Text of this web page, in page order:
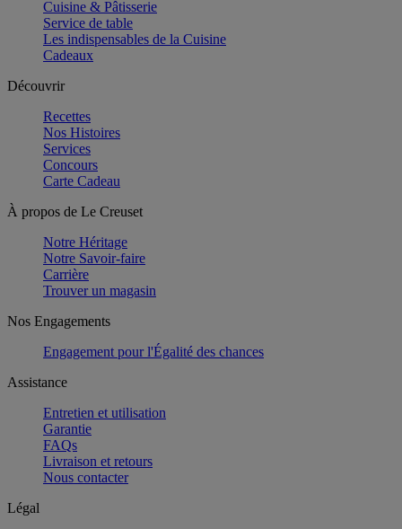
Cuisine & Pâtisserie
Service de table
Les indispensables de la Cuisine
Cadeaux
Découvrir
Recettes
Nos Histoires
Services
Concours
Carte Cadeau
À propos de Le Creuset
Notre Héritage
Notre Savoir-faire
Carrière
Trouver un magasin
Nos Engagements
Engagement pour l'Égalité des chances
Assistance
Entretien et utilisation
Garantie
FAQs
Livraison et retours
Nous contacter
Légal